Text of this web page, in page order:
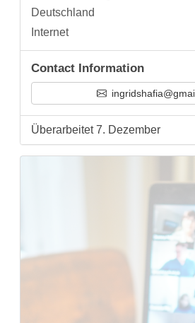
Deutschland
Internet
Contact Information
Überarbeitet 7. Dezember